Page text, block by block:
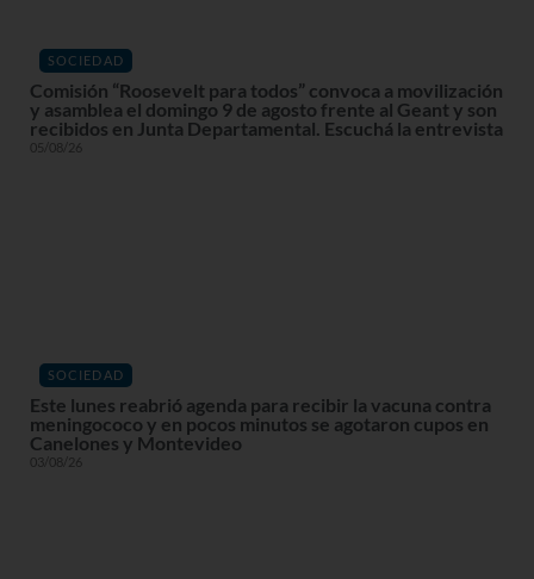
SOCIEDAD
Comisión “Roosevelt para todos” convoca a movilización
y asamblea el domingo 9 de agosto frente al Geant y son
recibidos en Junta Departamental. Escuchá la entrevista
05/08/26
SOCIEDAD
Este lunes reabrió agenda para recibir la vacuna contra
meningococo y en pocos minutos se agotaron cupos en
Canelones y Montevideo
03/08/26